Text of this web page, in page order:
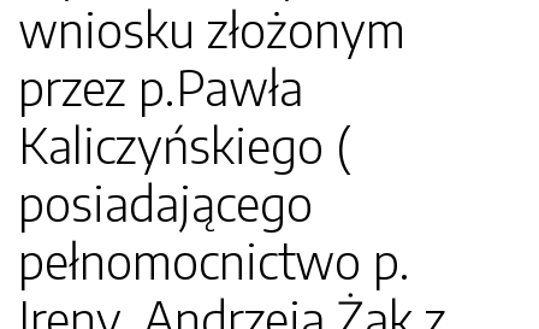
wniosku złożonym
przez p.Pawła
Kaliczyńskiego (
posiadającego
pełnomocnictwo p.